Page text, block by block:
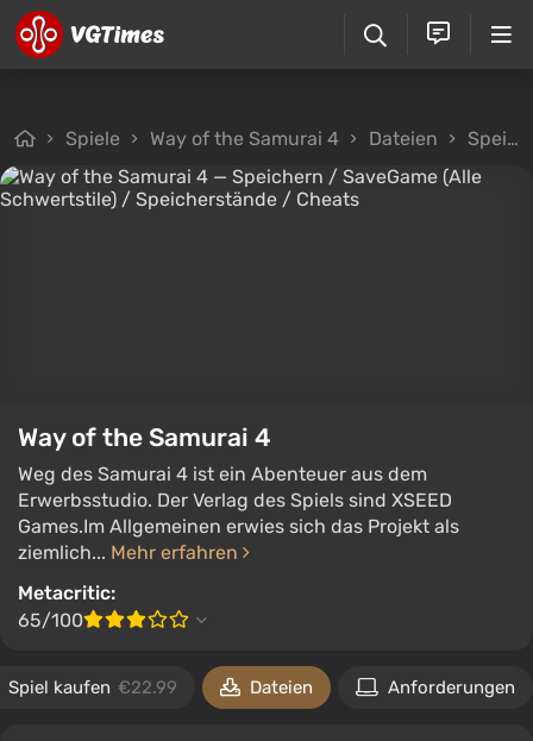
Spiele Way of the Samurai 4 Dateien Speicherstände
Way of the Samurai 4
Weg des Samurai 4 ist ein Abenteuer aus dem
Erwerbsstudio. Der Verlag des Spiels sind XSEED
Games.Im Allgemeinen erwies sich das Projekt als
ziemlich... Mehr erfahren
Metacritic:
65/100
Spiel kaufen €22.99 Dateien Anforderungen